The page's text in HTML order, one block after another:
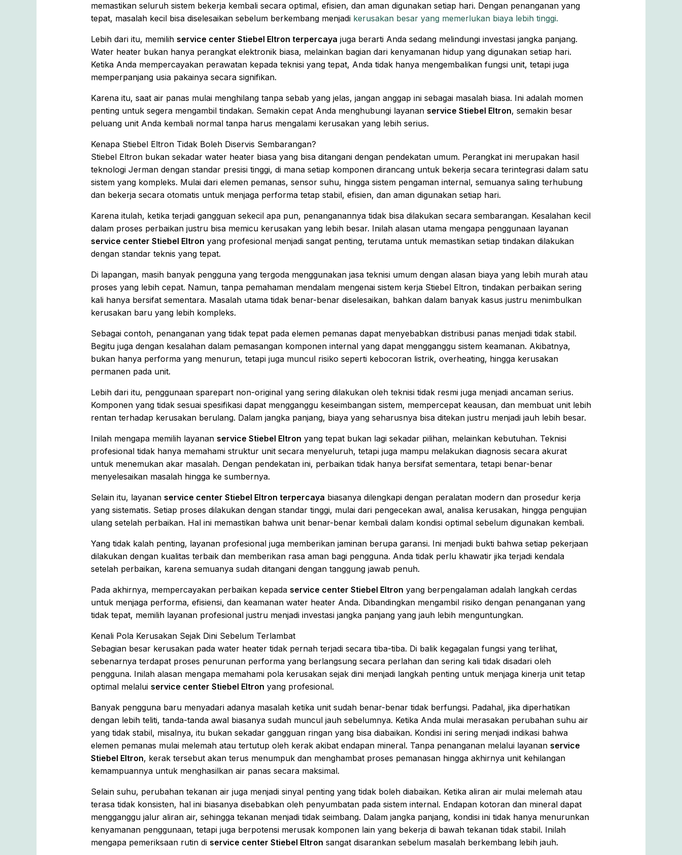
memastikan seluruh sistem bekerja kembali secara optimal, efisien, dan aman digunakan setiap hari. Dengan penanganan yang
tepat, masalah kecil bisa diselesaikan sebelum berkembang menjadi kerusakan besar yang memerlukan biaya lebih tinggi.
Lebih dari itu, memilih service center Stiebel Eltron terpercaya juga berarti Anda sedang melindungi investasi jangka panjang.
Water heater bukan hanya perangkat elektronik biasa, melainkan bagian dari kenyamanan hidup yang digunakan setiap hari.
Ketika Anda mempercayakan perawatan kepada teknisi yang tepat, Anda tidak hanya mengembalikan fungsi unit, tetapi juga
memperpanjang usia pakainya secara signifikan.
Karena itu, saat air panas mulai menghilang tanpa sebab yang jelas, jangan anggap ini sebagai masalah biasa. Ini adalah momen
penting untuk segera mengambil tindakan. Semakin cepat Anda menghubungi layanan service Stiebel Eltron, semakin besar
peluang unit Anda kembali normal tanpa harus mengalami kerusakan yang lebih serius.
Kenapa Stiebel Eltron Tidak Boleh Diservis Sembarangan?
Stiebel Eltron bukan sekadar water heater biasa yang bisa ditangani dengan pendekatan umum. Perangkat ini merupakan hasil
teknologi Jerman dengan standar presisi tinggi, di mana setiap komponen dirancang untuk bekerja secara terintegrasi dalam satu
sistem yang kompleks. Mulai dari elemen pemanas, sensor suhu, hingga sistem pengaman internal, semuanya saling terhubung
dan bekerja secara otomatis untuk menjaga performa tetap stabil, efisien, dan aman digunakan setiap hari.
Karena itulah, ketika terjadi gangguan sekecil apa pun, penanganannya tidak bisa dilakukan secara sembarangan. Kesalahan kecil
dalam proses perbaikan justru bisa memicu kerusakan yang lebih besar. Inilah alasan utama mengapa penggunaan layanan
service center Stiebel Eltron yang profesional menjadi sangat penting, terutama untuk memastikan setiap tindakan dilakukan
dengan standar teknis yang tepat.
Di lapangan, masih banyak pengguna yang tergoda menggunakan jasa teknisi umum dengan alasan biaya yang lebih murah atau
proses yang lebih cepat. Namun, tanpa pemahaman mendalam mengenai sistem kerja Stiebel Eltron, tindakan perbaikan sering
kali hanya bersifat sementara. Masalah utama tidak benar-benar diselesaikan, bahkan dalam banyak kasus justru menimbulkan
kerusakan baru yang lebih kompleks.
Sebagai contoh, penanganan yang tidak tepat pada elemen pemanas dapat menyebabkan distribusi panas menjadi tidak stabil.
Begitu juga dengan kesalahan dalam pemasangan komponen internal yang dapat mengganggu sistem keamanan. Akibatnya,
bukan hanya performa yang menurun, tetapi juga muncul risiko seperti kebocoran listrik, overheating, hingga kerusakan
permanen pada unit.
Lebih dari itu, penggunaan sparepart non-original yang sering dilakukan oleh teknisi tidak resmi juga menjadi ancaman serius.
Komponen yang tidak sesuai spesifikasi dapat mengganggu keseimbangan sistem, mempercepat keausan, dan membuat unit lebih
rentan terhadap kerusakan berulang. Dalam jangka panjang, biaya yang seharusnya bisa ditekan justru menjadi jauh lebih besar.
Inilah mengapa memilih layanan service Stiebel Eltron yang tepat bukan lagi sekadar pilihan, melainkan kebutuhan. Teknisi
profesional tidak hanya memahami struktur unit secara menyeluruh, tetapi juga mampu melakukan diagnosis secara akurat
untuk menemukan akar masalah. Dengan pendekatan ini, perbaikan tidak hanya bersifat sementara, tetapi benar-benar
menyelesaikan masalah hingga ke sumbernya.
Selain itu, layanan service center Stiebel Eltron terpercaya biasanya dilengkapi dengan peralatan modern dan prosedur kerja
yang sistematis. Setiap proses dilakukan dengan standar tinggi, mulai dari pengecekan awal, analisa kerusakan, hingga pengujian
ulang setelah perbaikan. Hal ini memastikan bahwa unit benar-benar kembali dalam kondisi optimal sebelum digunakan kembali.
Yang tidak kalah penting, layanan profesional juga memberikan jaminan berupa garansi. Ini menjadi bukti bahwa setiap pekerjaan
dilakukan dengan kualitas terbaik dan memberikan rasa aman bagi pengguna. Anda tidak perlu khawatir jika terjadi kendala
setelah perbaikan, karena semuanya sudah ditangani dengan tanggung jawab penuh.
Pada akhirnya, mempercayakan perbaikan kepada service center Stiebel Eltron yang berpengalaman adalah langkah cerdas
untuk menjaga performa, efisiensi, dan keamanan water heater Anda. Dibandingkan mengambil risiko dengan penanganan yang
tidak tepat, memilih layanan profesional justru menjadi investasi jangka panjang yang jauh lebih menguntungkan.
Kenali Pola Kerusakan Sejak Dini Sebelum Terlambat
Sebagian besar kerusakan pada water heater tidak pernah terjadi secara tiba-tiba. Di balik kegagalan fungsi yang terlihat,
sebenarnya terdapat proses penurunan performa yang berlangsung secara perlahan dan sering kali tidak disadari oleh
pengguna. Inilah alasan mengapa memahami pola kerusakan sejak dini menjadi langkah penting untuk menjaga kinerja unit tetap
optimal melalui service center Stiebel Eltron yang profesional.
Banyak pengguna baru menyadari adanya masalah ketika unit sudah benar-benar tidak berfungsi. Padahal, jika diperhatikan
dengan lebih teliti, tanda-tanda awal biasanya sudah muncul jauh sebelumnya. Ketika Anda mulai merasakan perubahan suhu air
yang tidak stabil, misalnya, itu bukan sekadar gangguan ringan yang bisa diabaikan. Kondisi ini sering menjadi indikasi bahwa
elemen pemanas mulai melemah atau tertutup oleh kerak akibat endapan mineral. Tanpa penanganan melalui layanan service
Stiebel Eltron, kerak tersebut akan terus menumpuk dan menghambat proses pemanasan hingga akhirnya unit kehilangan
kemampuannya untuk menghasilkan air panas secara maksimal.
Selain suhu, perubahan tekanan air juga menjadi sinyal penting yang tidak boleh diabaikan. Ketika aliran air mulai melemah atau
terasa tidak konsisten, hal ini biasanya disebabkan oleh penyumbatan pada sistem internal. Endapan kotoran dan mineral dapat
mengganggu jalur aliran air, sehingga tekanan menjadi tidak seimbang. Dalam jangka panjang, kondisi ini tidak hanya menurunkan
kenyamanan penggunaan, tetapi juga berpotensi merusak komponen lain yang bekerja di bawah tekanan tidak stabil. Inilah
mengapa pemeriksaan rutin di service center Stiebel Eltron sangat disarankan sebelum masalah berkembang lebih jauh.